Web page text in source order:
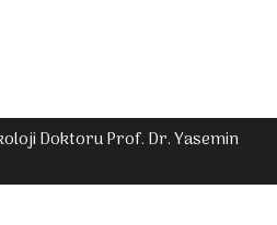
Doktoru Prof. Dr. Yasemin